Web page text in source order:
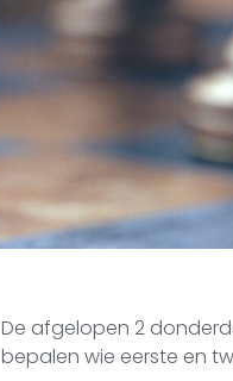
De afgelopen 2
bepalen wie eerste en